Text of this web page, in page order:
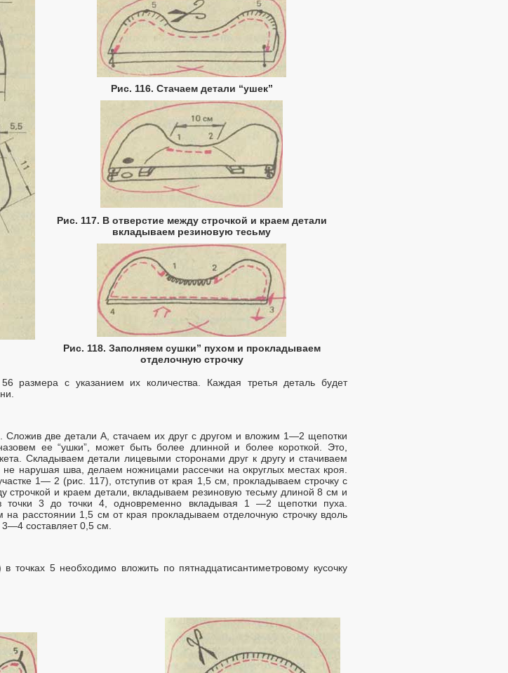
Рис. 116. Стачаем детали “ушек”
Рис. 117. В отверстие между строчкой и краем детали
вкладываем резиновую тесьму
Рис. 118. Заполняем сушки” пухом и прокладываем
отделочную строчку
размера с указанием их количества. Каждая третья деталь будет
Сложив две детали А, стачаем их друг с другом и вложим 1—2 щепотки
ее “ушки”, может быть более длинной и более короткой. Это,
Складываем детали лицевыми сторонами друг к другу и стачиваем
не нарушая шва, делаем ножницами рассечки на округлых местах кроя.
1— 2 (рис. 117), отступив от края 1,5 см, прокладываем строчку с
строчкой и краем детали, вкладываем резиновую тесьму длиной 8 см и
точки 3 до точки 4, одновременно вкладывая 1 —2 щепотки пуха.
расстоянии 1,5 см от края прокладываем отделочную строчку вдоль
составляет 0,5 см.
5 необходимо вложить по пятнадцатисантиметровому кусочку